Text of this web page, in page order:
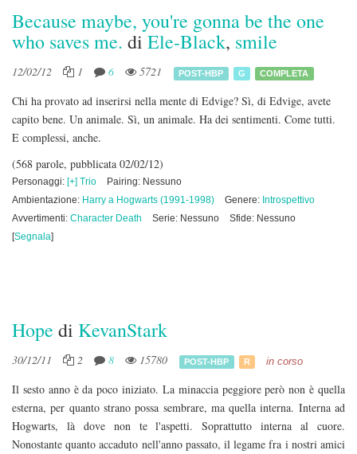
Because maybe, you're gonna be the one
who saves me. di Ele-Black, smile
12/02/12 1 6 5721 POST-HBP G COMPLETA
Chi ha provato ad inserirsi nella mente di Edvige? Sì, di Edvige, avete
capito bene. Un animale. Sì, un animale. Ha dei sentimenti. Come tutti.
E complessi, anche.
(568 parole, pubblicata 02/02/12)
Personaggi: [+] Trio
Pairing: Nessuno
Ambientazione: Harry a Hogwarts (1991-1998) Genere: Introspettivo
Avvertimenti: Character Death Serie: Nessuno
Sfide: Nessuno
[Segnala]
Hope di KevanStark
30/12/11 2 8 15780 POST-HBP R in corso
Il sesto anno è da poco iniziato. La minaccia peggiore però non è quella
esterna, per quanto strano possa sembrare, ma quella interna. Interna ad
Hogwarts, là dove non te l'aspetti. Soprattutto interna al cuore.
Nonostante quanto accaduto nell'anno passato, il legame fra i nostri amici